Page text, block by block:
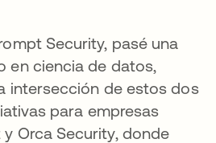
Security, pasé una
en ciencia de datos,
intersección de estos dos
para empresas
Orca Security, donde